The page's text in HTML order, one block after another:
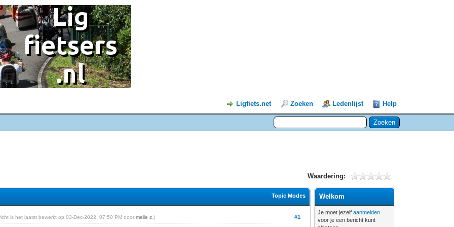
Ligfiets.net Zoeken Ledenlijst Help
Waardering:
Topic Modes
#1
is het laatst bewerkt op 03-Dec-2022, 07:50 PM doormelle z .)
Welkom
Je moet jezelfaanmelden
voor je een bericht kunt